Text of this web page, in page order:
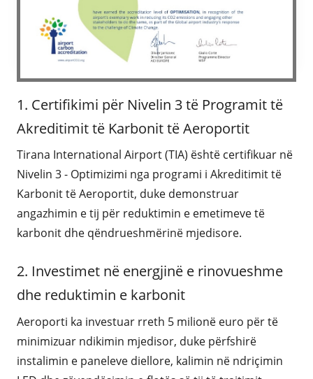
1. Certifikimi për Nivelin 3 të Programit të
Akreditimit të Karbonit të Aeroportit
Tirana International Airport (TIA) është certifikuar në
Nivelin 3 - Optimizimi nga programi i Akreditimit të
Karbonit të Aeroportit, duke demonstruar
angazhimin e tij për reduktimin e emetimeve të
karbonit dhe qëndrueshmërinë mjedisore.
2. Investimet në energjinë e rinovueshme
dhe reduktimin e karbonit
Aeroporti ka investuar rreth 5 milionë euro për të
minimizuar ndikimin mjedisor, duke përfshirë
instalimin e paneleve diellore, kalimin në ndriçimin